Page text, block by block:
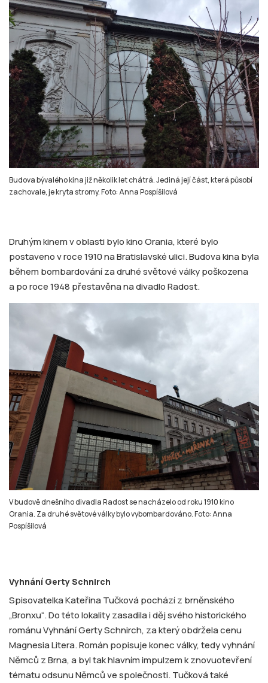
Budova bývalého kina již několik let chátrá. Jediná její část, která působí
zachovale, je kryta stromy. Foto: Anna Pospíšilová
Druhým kinem v oblasti bylo kino Orania, které bylo
postaveno v roce 1910 na Bratislavské ulici. Budova kina byla
během bombardování za druhé světové války poškozena
a po roce 1948 přestavěna na divadlo Radost.
V budově dnešního divadla Radost se nacházelo od roku 1910 kino
Orania. Za druhé světové války bylo vybombardováno. Foto: Anna
Pospíšilová
Vyhnání Gerty Schnirch
Spisovatelka Kateřina Tučková pochází z brněnského
„Bronxu“. Do této lokality zasadila i děj svého historického
románu Vyhnání Gerty Schnirch, za který obdržela cenu
Magnesia Litera. Román popisuje konec války, tedy vyhnání
Němců z Brna, a byl tak hlavním impulzem k znovuotevření
tématu odsunu Němců ve společnosti. Tučková také